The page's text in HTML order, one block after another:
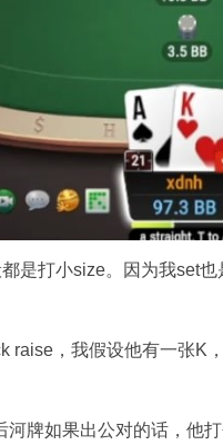
是打小size。因为我set
raise，我假设他有一张K
河牌如果出公对的话，他